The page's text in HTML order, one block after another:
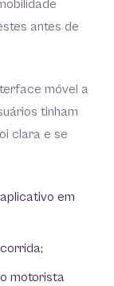
antes de
móvel a
tinham
clara e se
em
motorista